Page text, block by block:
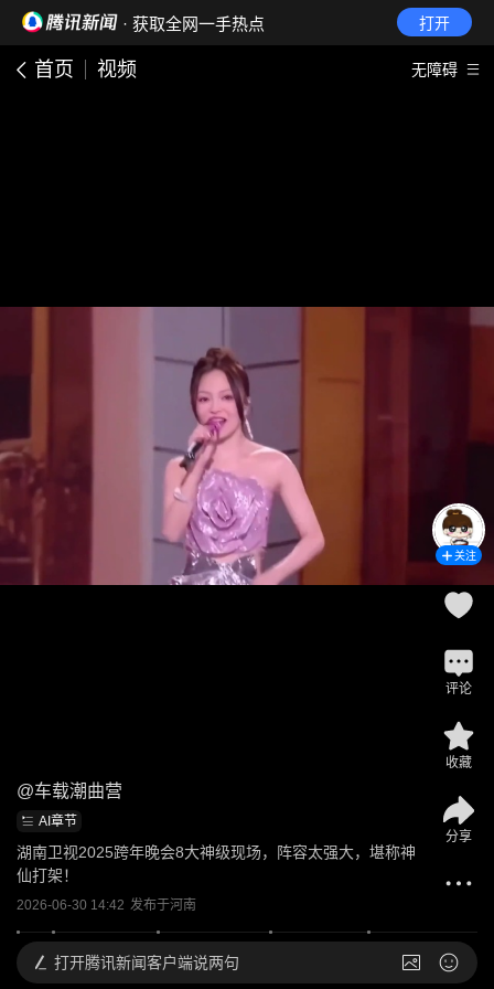
· 获取全网一手热点 打开
首页 视频 无障碍
@车载潮曲营
AI章节
湖南卫视2025跨年晚会8大神级现场，阵容太强大，堪称神
仙打架！
2026-06-30 14:42 发布于河南
关注
评论
收藏
分享
打开腾讯新闻客户端说两句